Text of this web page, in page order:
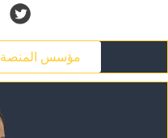
THE FOUNDER - مؤسس المنصة